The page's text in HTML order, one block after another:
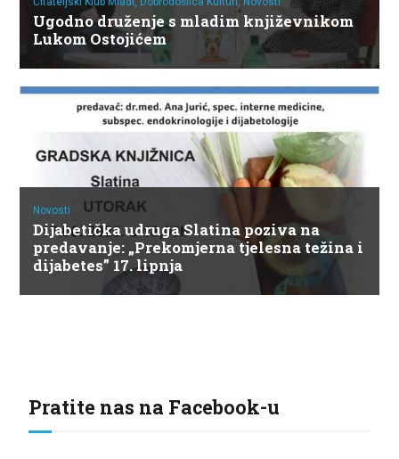
Ugodno druženje s mladim književnikom
Lukom Ostojićem
Novosti
Dijabetička udruga Slatina poziva na
predavanje: „Prekomjerna tjelesna težina i
dijabetes” 17. lipnja
Pratite nas na Facebook-u